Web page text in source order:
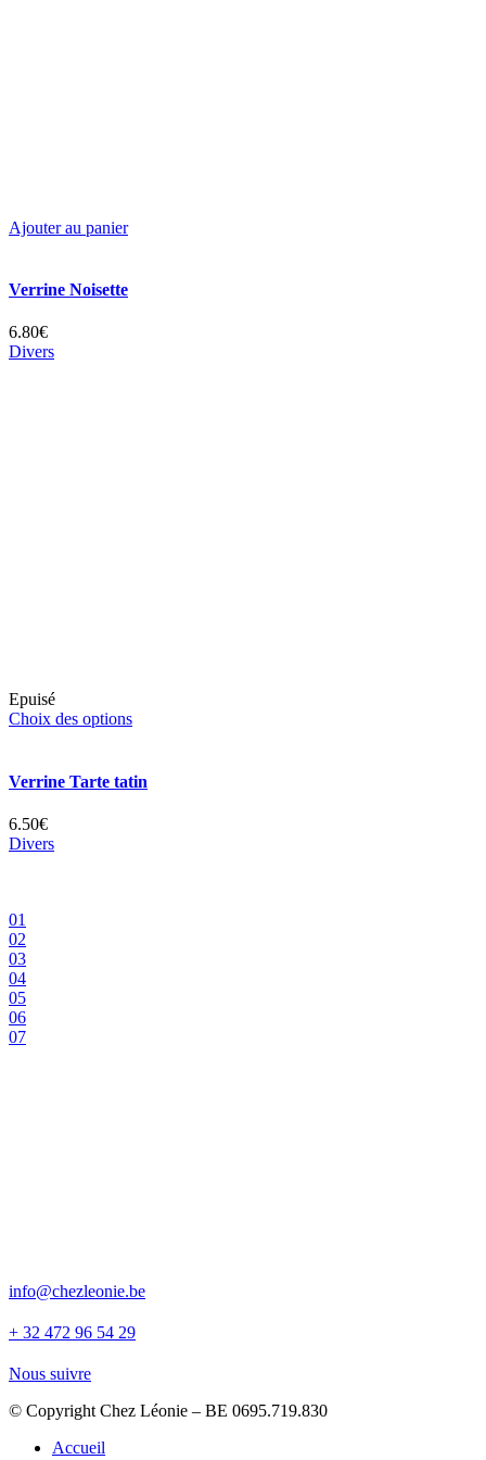
Ajouter au panier
Verrine Noisette
6.80€
Divers
Epuisé
Choix des options
Verrine Tarte tatin
6.50€
Divers
01
02
03
04
05
06
07
info@chezleonie.be
+ 32 472 96 54 29
Nous suivre
© Copyright Chez Léonie – BE 0695.719.830
Accueil